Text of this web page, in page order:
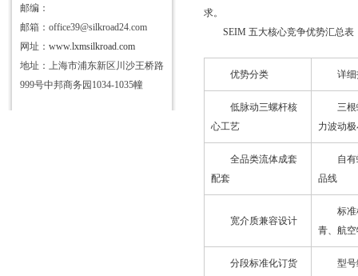
邮编：
邮箱：office39@silkroad24.com
网址： www.lxmsilkroad.com
地址：上海市浦东新区川沙王桥路
999号中邦商务园1034-1035幢
求。
SEIM 五大核心竞争优势汇总表
优势分类 详
低脉动三螺杆核
心工艺
三
力波动
全品类流体成套
配套
自
品线
宽介质兼容设计
标准
青、航
分段标准化订货
型